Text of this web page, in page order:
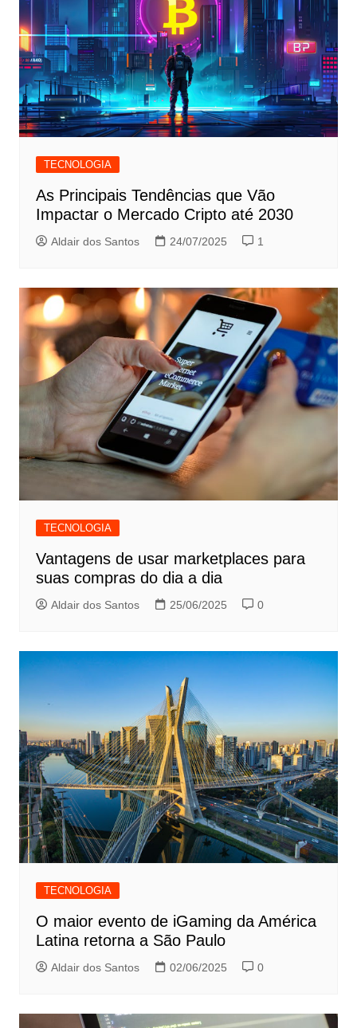
TECNOLOGIA
As Principais Tendências que Vão
Impactar o Mercado Cripto até 2030
Aldair dos Santos 24/07/2025 1
TECNOLOGIA
Vantagens de usar marketplaces para
suas compras do dia a dia
Aldair dos Santos 25/06/2025 0
TECNOLOGIA
O maior evento de iGaming da América
Latina retorna a São Paulo
Aldair dos Santos 02/06/2025 0